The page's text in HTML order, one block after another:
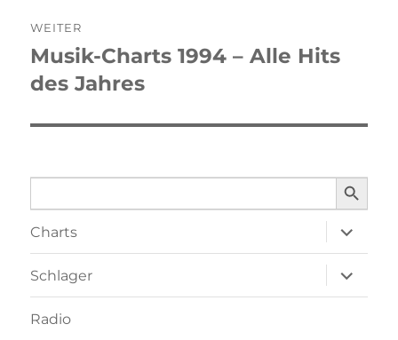
WEITER
Nächster
Beitrag:
Musik-Charts 1994 – Alle Hits
des Jahres
Search
SEARCH
Charts
öffnen
Schlager
öffnen
Radio